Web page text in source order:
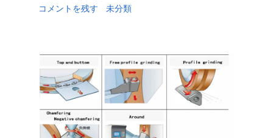
コメントを残す 未分類/ による